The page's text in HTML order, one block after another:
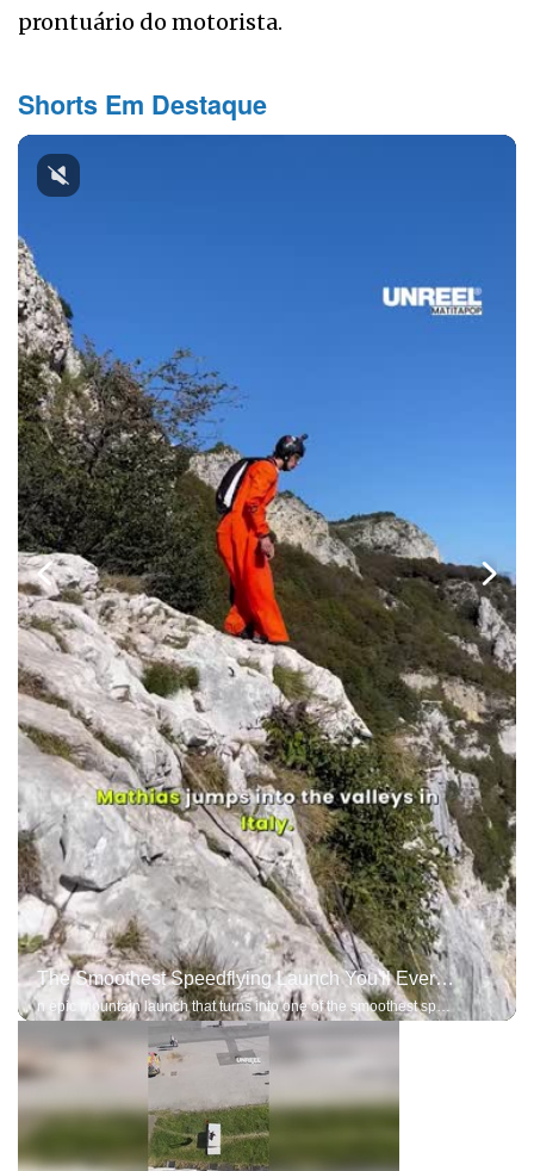
prontuário do motorista.
Shorts Em Destaque
The Smoothest Speedflying Launch You'll Ever See
n epic mountain launch that turns into one of the smoothest speedflying flights you'll see